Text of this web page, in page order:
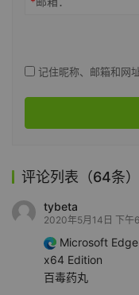
记住昵称、邮箱和网
评论列表（64条）
tybeta
2020年5月14日 下午
Microsoft
x64 Edition
百毒药丸